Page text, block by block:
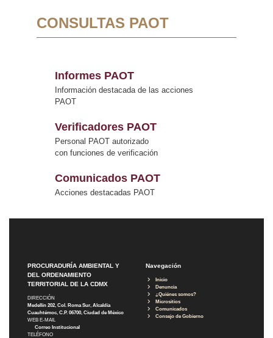
CONSULTAS PAOT
Informes PAOT
Información destacada de las acciones
PAOT
Verificadores PAOT
Personal PAOT autorizado
con funciones de verificación
Comunicados PAOT
Acciones destacadas PAOT
PROCURADURÍA AMBIENTAL Y
DEL ORDENAMIENTO
TERRITORIAL DE LA CDMX
DIRECCIÓN
Medellín 202, Col. Roma Sur, Alcaldía
Cuauhtémoc, C.P. 06700, Ciudad de México
WEB E-MAIL
Correo Institucional
TELÉFONO
Navegación
Inicio
Denuncia
¿Quiénes somos?
Micrositios
Comunicados
Consejo de Gobierno